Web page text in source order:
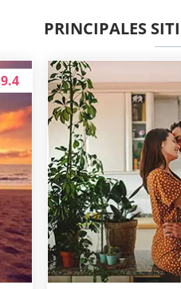
PRINCIPALES
9.4